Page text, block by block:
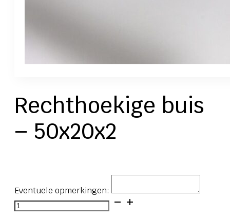
Rechthoekige buis
– 50x20x2
Eventuele opmerkingen:
Rechthoekige
buis